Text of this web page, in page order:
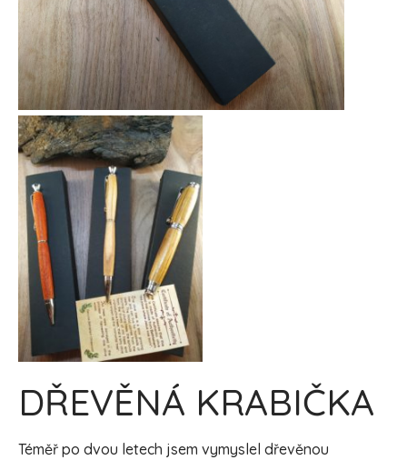
DŘEVĚNÁ KRABIČKA
Téměř po dvou letech jsem vymyslel dřevěnou